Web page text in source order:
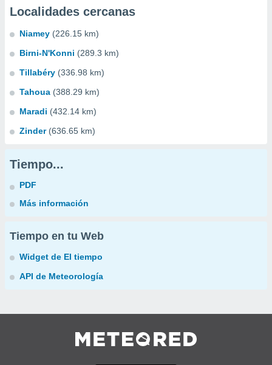
Localidades cercanas
Niamey (226.15 km)
Birni-N'Konni (289.3 km)
Tillabéry (336.98 km)
Tahoua (388.29 km)
Maradi (432.14 km)
Zinder (636.65 km)
Tiempo...
PDF
Más información
Tiempo en tu Web
Widget de El tiempo
API de Meteorología